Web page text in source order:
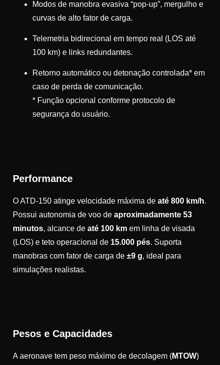
Modos de manobra evasiva “pop-up”, mergulho e
curvas de alto fator de carga.
Telemetria bidirecional em tempo real (LOS até
100 km) e links redundantes.
Retorno automático ou detonação controlada* em
caso de perda de comunicação.
* Função opcional conforme protocolo de
segurança do usuário.
Performance
O ATD-150 atinge velocidade máxima de até 800 km/h.
Possui autonomia de voo de aproximadamente 53
minutos, alcance de até 100 km em linha de visada
(LOS) e teto operacional de 15.000 pés. Suporta
manobras com fator de carga de ±9 g, ideal para
simulações realistas.
Pesos e Capacidades
A aeronave tem peso máximo de decolagem (MTOW)